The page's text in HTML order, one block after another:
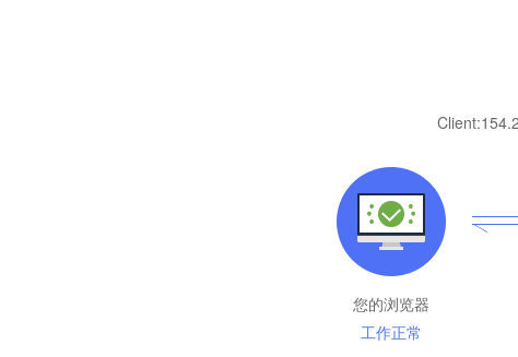
Client:
您的浏览器
工作正常